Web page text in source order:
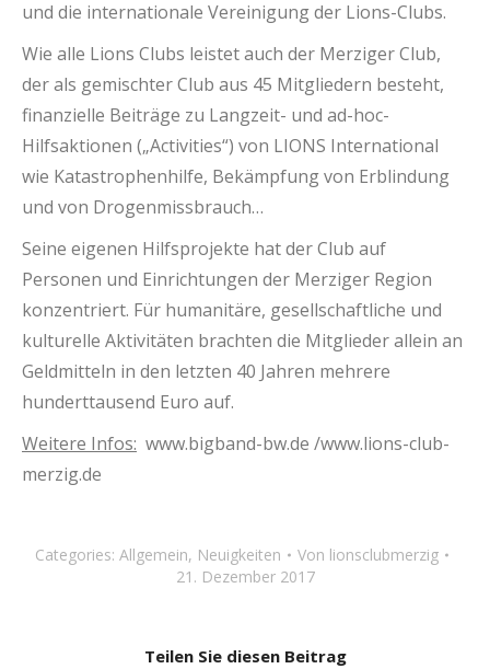
und die internationale Vereinigung der Lions-Clubs.
Wie alle Lions Clubs leistet auch der Merziger Club,
der als gemischter Club aus 45 Mitgliedern besteht,
finanzielle Beiträge zu Langzeit- und ad-hoc-
Hilfsaktionen („Activities“) von LIONS International
wie Katastrophenhilfe, Bekämpfung von Erblindung
und von Drogenmissbrauch…
Seine eigenen Hilfsprojekte hat der Club auf
Personen und Einrichtungen der Merziger Region
konzentriert. Für humanitäre, gesellschaftliche und
kulturelle Aktivitäten brachten die Mitglieder allein an
Geldmitteln in den letzten 40 Jahren mehrere
hunderttausend Euro auf.
Weitere Infos: www.bigband-bw.de /www.lions-club-
merzig.de
Categories: Allgemein, Neuigkeiten Von lionsclubmerzig
21. Dezember 2017
Teilen Sie diesen Beitrag